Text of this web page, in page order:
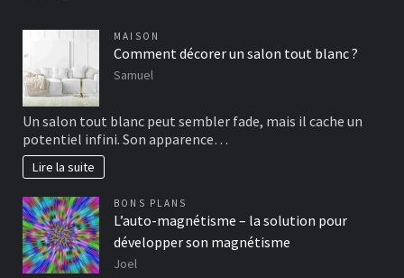
MAISON
Comment décorer un salon tout blanc ?
Samuel
Un salon tout blanc peut sembler fade, mais il cache un
potentiel infini. Son apparence…
Lire la suite
BONS PLANS
L’auto-magnétisme – la solution pour
développer son magnétisme
Joel